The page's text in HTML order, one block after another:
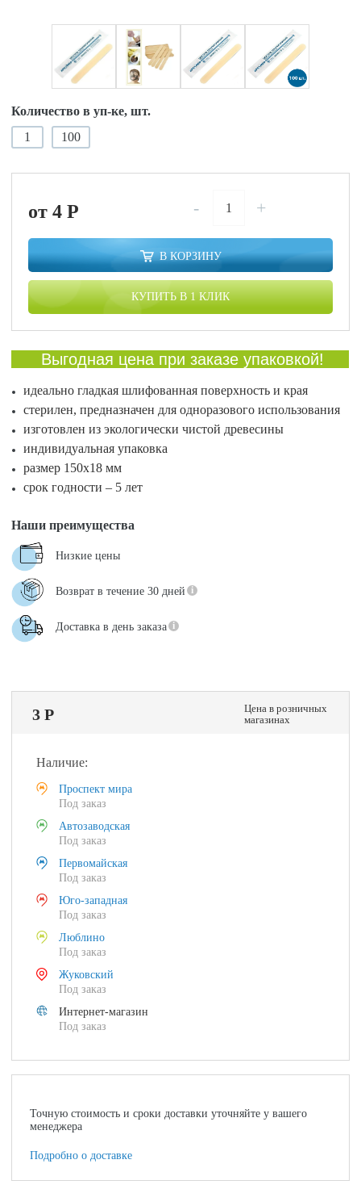
Количество в уп-ке, шт.
1
100
от 4P - +
В КОРЗИНУ
КУПИТЬ В 1 КЛИК
Выгодная цена при заказе упаковкой!
идеально гладкая шлифованная поверхность и края
стерилен, предназначен для одноразового использования
изготовлен из экологически чистой древесины
индивидуальная упаковка
размер 150х18 мм
срок годности – 5 лет
Наши преимущества
Низкие цены
Возврат в течение 30 дней
Доставка в день заказа
3 Р
Цена в розничных
магазинах
Наличие:
Проспект мира
Под заказ
Автозаводская
Под заказ
Первомайская
Под заказ
Юго-западная
Под заказ
Люблино
Под заказ
Жуковский
Под заказ
Интернет-магазин
Под заказ
Точную стоимость и сроки доставки уточняйте у вашего
менеджера
Подробно о доставке